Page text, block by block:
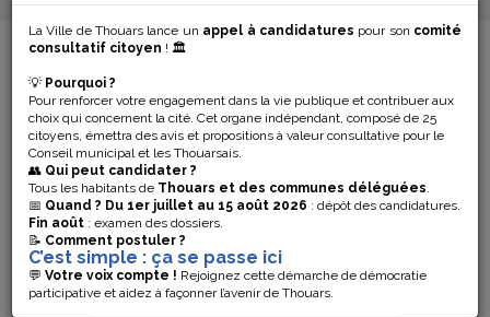
La Ville de Thouars lance un appel à candidatures pour son comité
consultatif citoyen ! 🏛️
💡 Pourquoi ?
Pour renforcer votre engagement dans la vie publique et contribuer aux
choix qui concernent la cité. Cet organe indépendant, composé de 25
citoyens, émettra des avis et propositions à valeur consultative pour le
Conseil municipal et les Thouarsais.
👥 Qui peut candidater ?
Tous les habitants de Thouars et des communes déléguées.
📅 Quand ? Du 1er juillet au 15 août 2026 : dépôt des candidatures.
Fin août : examen des dossiers.
📝 Comment postuler ?
C’est simple : ça se passe ici
💬 Votre voix compte ! Rejoignez cette démarche de démocratie
participative et aidez à façonner l’avenir de Thouars.
MENU DE NAVIGATION...
ÉCOLES
ÉLÉMENTAIRES